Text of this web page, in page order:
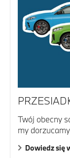
Twój obecny
my
Dowiedz się